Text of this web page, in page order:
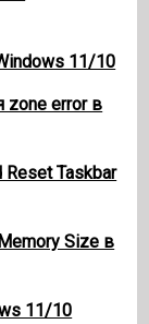
11/10
zone error в
Reset Taskbar
Size в
11/10